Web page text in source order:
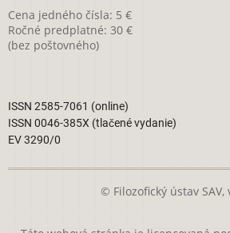
Cena jedného čísla: 5 €
Ročné predplatné: 30 €
(bez poštovného)
ISSN 2585-7061 (online)
ISSN 0046-385X (tlačené vydanie)
EV 3290/0
© Filozofický ústav SAV,